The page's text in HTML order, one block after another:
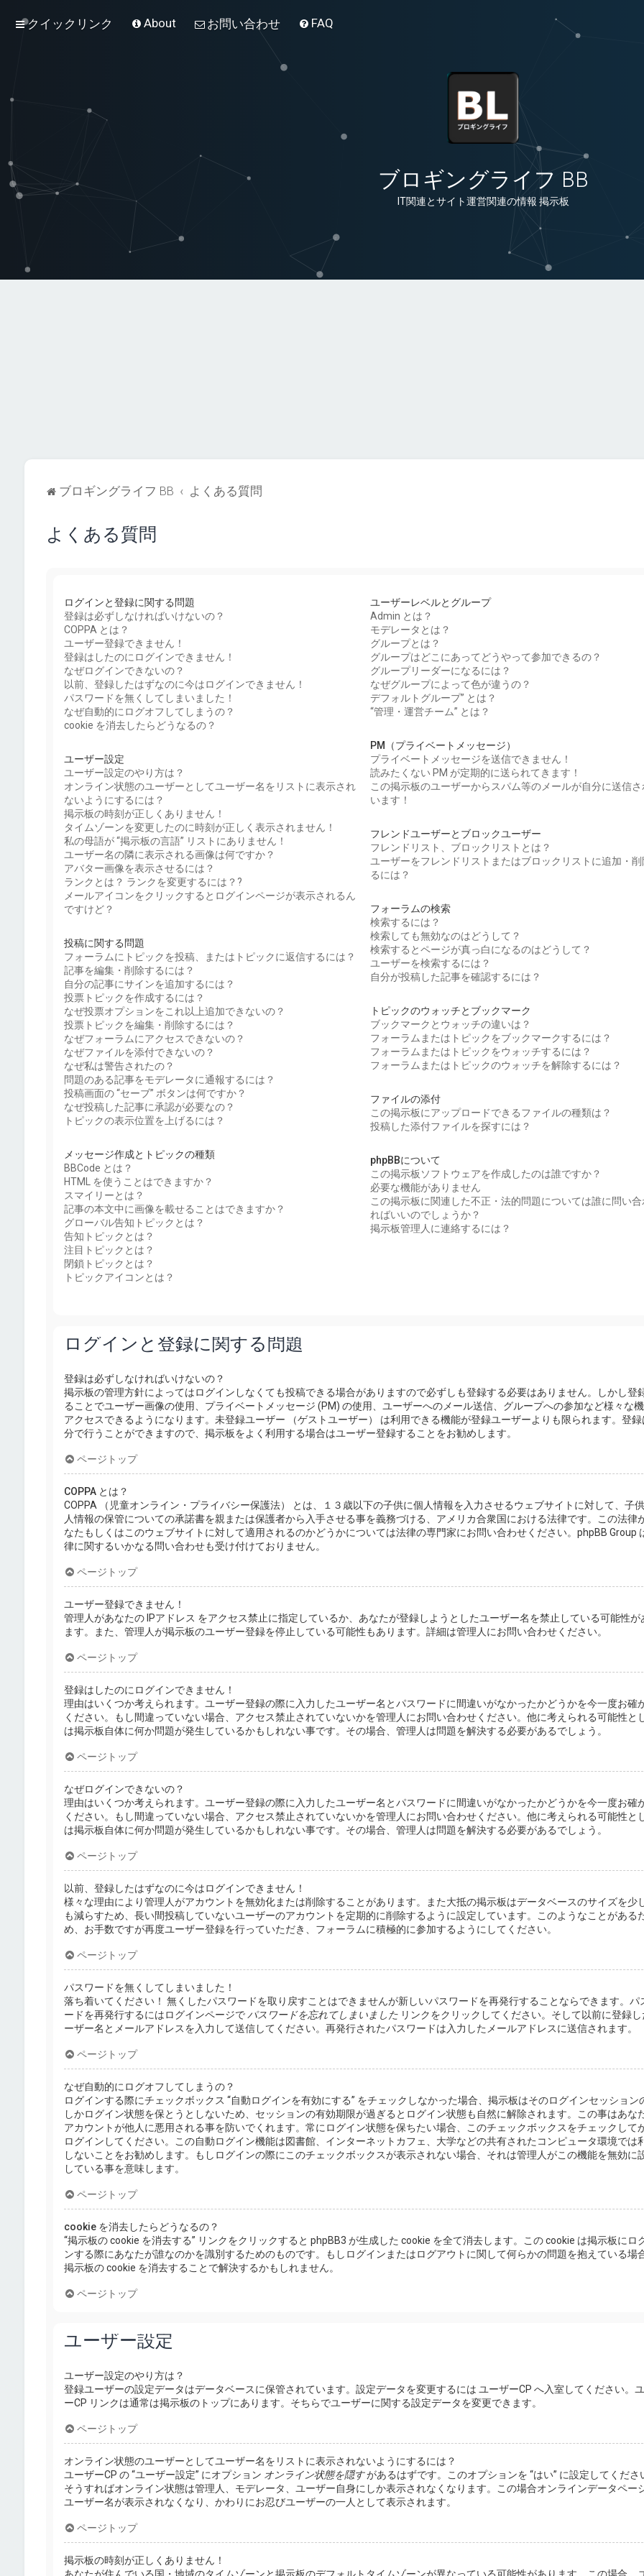
クイックリンク About お問い合わせ FAQ
ブロギングライフ BB
IT関連とサイト運営関連の情報 掲示板
ブロギングライフ BB よくある質問
よくある質問
ログインと登録に関する問題
登録は必ずしなければいけないの？
COPPA とは？
ユーザー登録できません！
登録はしたのにログインできません！
なぜログインできないの？
以前、登録したはずなのに今はログインできません！
パスワードを無くしてしまいました！
なぜ自動的にログオフしてしまうの？
cookie を消去したらどうなるの？
ユーザー設定
ユーザー設定のやり方は？
オンライン状態のユーザーとしてユーザー名をリストに表示され
ないようにするには？
掲示板の時刻が正しくありません！
タイムゾーンを変更したのに時刻が正しく表示されません！
私の母語が “掲示板の言語” リストにありません！
ユーザー名の隣に表示される画像は何ですか？
アバター画像を表示させるには？
ランクとは？ ランクを変更するには？?
メールアイコンをクリックするとログインページが表示されるん
ですけど？
投稿に関する問題
フォーラムにトピックを投稿、またはトピックに返信するには？
記事を編集・削除するには？
自分の記事にサインを追加するには？
投票トピックを作成するには？
なぜ投票オプションをこれ以上追加できないの？
投票トピックを編集・削除するには？
なぜフォーラムにアクセスできないの？
なぜファイルを添付できないの？
なぜ私は警告されたの？
問題のある記事をモデレータに通報するには？
投稿画面の “セーブ” ボタンは何ですか？
なぜ投稿した記事に承認が必要なの？
トピックの表示位置を上げるには？
メッセージ作成とトピックの種類
BBCode とは？
HTML を使うことはできますか？
スマイリーとは？
記事の本文中に画像を載せることはできますか？
グローバル告知トピックとは？
告知トピックとは？
注目トピックとは？
閉鎖トピックとは？
トピックアイコンとは？
ユーザーレベルとグループ
Admin とは？
モデレータとは？
グループとは？
グループはどこにあってどうやって参加できるの？
グループリーダーになるには？
なぜグループによって色が違うの？
デフォルトグループ” とは？
“管理・運営チーム” とは？
PM（プライベートメッセージ）
プライベートメッセージを送信できません！
読みたくない PM が定期的に送られてきます！
この掲示板のユーザーからスパム等のメールが自分に送信
います！
フレンドユーザーとブロックユーザー
フレンドリスト、ブロックリストとは？
ユーザーをフレンドリストまたはブロックリストに追加・
るには？
フォーラムの検索
検索するには？
検索しても無効なのはどうして？
検索するとページが真っ白になるのはどうして？
ユーザーを検索するには？
自分が投稿した記事を確認するには？
トピックのウォッチとブックマーク
ブックマークとウォッチの違いは？
フォーラムまたはトピックをブックマークするには？
フォーラムまたはトピックをウォッチするには？
フォーラムまたはトピックのウォッチを解除するには？
ファイルの添付
この掲示板にアップロードできるファイルの種類は？
投稿した添付ファイルを探すには？
phpBBについて
この掲示板ソフトウェアを作成したのは誰ですか？
必要な機能がありません
この掲示板に関連した不正・法的問題については誰に問い
ればいいのでしょうか？
掲示板管理人に連絡するには？
ログインと登録に関する問題
登録は必ずしなければいけないの？
掲示板の管理方針によってはログインしなくても投稿できる場合がありますので必ずしも登録する必要はありません。しかし登
ることでユーザー画像の使用、プライベートメッセージ (PM) の使用、ユーザーへのメール送信、グループへの参加など様々な
アクセスできるようになります。未登録ユーザー （ゲストユーザー） は利用できる機能が登録ユーザーよりも限られます。登録
分で行うことができますので、掲示板をよく利用する場合はユーザー登録することをお勧めします。
ページトップ
COPPA とは？
COPPA （児童オンライン・プライバシー保護法） とは、１３歳以下の子供に個人情報を入力させるウェブサイトに対して、子
人情報の保管についての承諾書を親または保護者から入手させる事を義務づける、アメリカ合衆国における法律です。この法律
なたもしくはこのウェブサイトに対して適用されるのかどうかについては法律の専門家にお問い合わせください。phpBB Group
律に関するいかなる問い合わせも受け付けておりません。
ページトップ
ユーザー登録できません！
管理人があなたの IPアドレス をアクセス禁止に指定しているか、あなたが登録しようとしたユーザー名を禁止している可能性が
ます。また、管理人が掲示板のユーザー登録を停止している可能性もあります。詳細は管理人にお問い合わせください。
ページトップ
登録はしたのにログインできません！
理由はいくつか考えられます。ユーザー登録の際に入力したユーザー名とパスワードに間違いがなかったかどうかを今一度お確
ください。もし間違っていない場合、アクセス禁止されていないかを管理人にお問い合わせください。他に考えられる可能性と
は掲示板自体に何か問題が発生しているかもしれない事です。その場合、管理人は問題を解決する必要があるでしょう。
ページトップ
なぜログインできないの？
理由はいくつか考えられます。ユーザー登録の際に入力したユーザー名とパスワードに間違いがなかったかどうかを今一度お確
ください。もし間違っていない場合、アクセス禁止されていないかを管理人にお問い合わせください。他に考えられる可能性と
は掲示板自体に何か問題が発生しているかもしれない事です。その場合、管理人は問題を解決する必要があるでしょう。
ページトップ
以前、登録したはずなのに今はログインできません！
様々な理由により管理人がアカウントを無効化または削除することがあります。また大抵の掲示板はデータベースのサイズを少
も減らすため、長い間投稿していないユーザーのアカウントを定期的に削除するように設定しています。このようなことがある
め、お手数ですが再度ユーザー登録を行っていただき、フォーラムに積極的に参加するようにしてください。
ページトップ
パスワードを無くしてしまいました！
落ち着いてください！ 無くしたパスワードを取り戻すことはできませんが新しいパスワードを再発行することならできます。パ
ードを再発行するにはログインページで パスワードを忘れてしまいましたリンクをクリックしてください。そして以前に登録し
ーザー名とメールアドレスを入力して送信してください。再発行されたパスワードは入力したメールアドレスに送信されます。
ページトップ
なぜ自動的にログオフしてしまうの？
ログインする際にチェックボックス “自動ログインを有効にする” をチェックしなかった場合、掲示板はそのログインセッション
しかログイン状態を保とうとしないため、セッションの有効期限が過ぎるとログイン状態も自然に解除されます。この事はあな
アカウントが他人に悪用される事を防いでくれます。常にログイン状態を保ちたい場合、このチェックボックスをチェックして
ログインしてください。この自動ログイン機能は図書館、インターネットカフェ、大学などの共有されたコンピュータ環境では
しないことをお勧めします。もしログインの際にこのチェックボックスが表示されない場合、それは管理人がこの機能を無効に
している事を意味します。
ページトップ
cookie を消去したらどうなるの？
“掲示板の cookie を消去する” リンクをクリックすると phpBB3 が生成した cookie を全て消去します。この cookie は掲示板にロ
ンする際にあなたが誰なのかを識別するためのものです。もしログインまたはログアウトに関して何らかの問題を抱えている場
掲示板の cookie を消去することで解決するかもしれません。
ページトップ
ユーザー設定
ユーザー設定のやり方は？
登録ユーザーの設定データはデータベースに保管されています。設定データを変更するには ユーザーCP へ入室してください。
ーCP リンクは通常は掲示板のトップにあります。そちらでユーザーに関する設定データを変更できます。
ページトップ
オンライン状態のユーザーとしてユーザー名をリストに表示されないようにするには？
ユーザーCP の “ユーザー設定” にオプション オンライン状態を隠すがあるはずです。このオプションを “はい” に設定してくださ
そうすればオンライン状態は管理人、モデレータ、ユーザー自身にしか表示されなくなります。この場合オンラインデータペー
ユーザー名が表示されなくなり、かわりにお忍びユーザーの一人として表示されます。
ページトップ
掲示板の時刻が正しくありません！